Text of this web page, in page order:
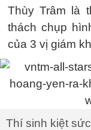
Thùy Trâm là
thách chụp
của 3 vị giám
Thí sinh kiệt